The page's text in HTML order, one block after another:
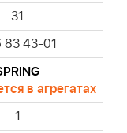
31
83 43-01
в агрегатах
1